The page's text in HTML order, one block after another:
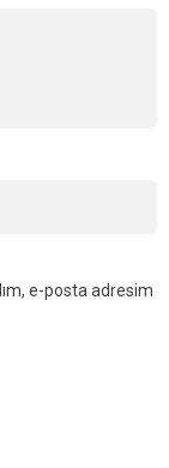
e-posta adresim